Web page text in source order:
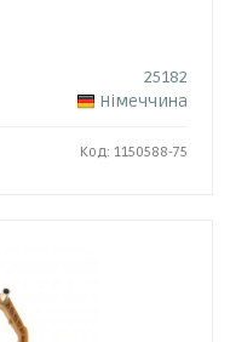
25182
Німеччина
Код: 1150588-75